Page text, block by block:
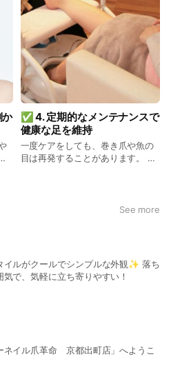
いただいています♥
か
✅ 4. 定期的なメンテナンスで
健康な足を維持
一度ケアをしても、巻き爪や魚の
目は再発することがあります。 特
っかりサポートします！
See more
イルがクールでシンプルな外観✨ 落ち
気で、気軽に立ち寄りやすい！
ネイル爪革命 京都出町店」へようこ